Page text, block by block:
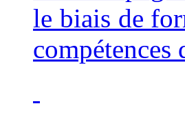
le biais de
compétences